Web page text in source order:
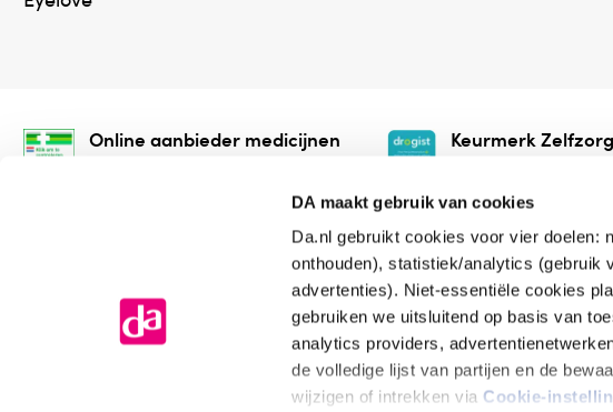
DA maakt gebruik van cookies
Da.nl gebruikt cookies voor vier doelen:
onthouden), statistiek/analytics (gebruik
advertenties). Niet-essentiële cookies
gebruiken we uitsluitend op basis van
analytics providers,
de volledige lijst van partijen en de
wijzigen of intrekken via Cookie-
Online aanbieder medicijnen
onze webshop mag verkopen.
Keurmerk
online.
Algemene voorwaarden Cookieverklaring